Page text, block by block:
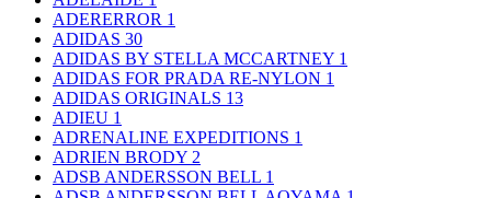
ADERERROR 1
ADIDAS 30
ADIDAS BY STELLA MCCARTNEY 1
ADIDAS FOR PRADA RE-NYLON 1
ADIDAS ORIGINALS 13
ADIEU 1
ADRENALINE EXPEDITIONS 1
ADRIEN BRODY 2
ADSB ANDERSSON BELL 1